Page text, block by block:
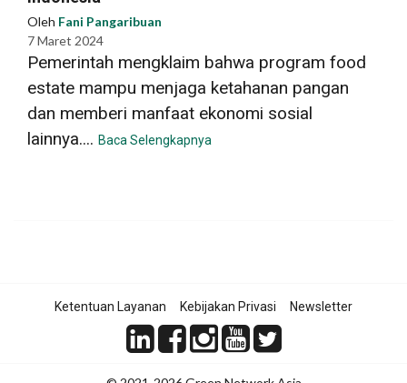
Oleh Fani Pangaribuan
7 Maret 2024
Pemerintah mengklaim bahwa program food
estate mampu menjaga ketahanan pangan
dan memberi manfaat ekonomi sosial
lainnya.... Baca Selengkapnya
Ketentuan Layanan Kebijakan Privasi Newsletter